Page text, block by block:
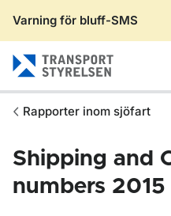
Varning för bluff-SMS
Rapporter inom sjöfart
Shipping and
numbers